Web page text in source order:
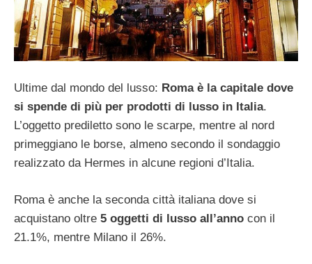
Ultime dal mondo del lusso: Roma è la capitale dove
si spende di più per prodotti di lusso in Italia.
L’oggetto prediletto sono le scarpe, mentre al nord
primeggiano le borse, almeno secondo il sondaggio
realizzato da Hermes in alcune regioni d’Italia.
Roma è anche la seconda città italiana dove si
acquistano oltre 5 oggetti di lusso all’anno con il
21.1%, mentre Milano il 26%.